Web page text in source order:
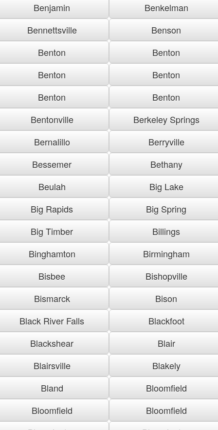
Benjamin
Benkelman
Bennettsville
Benson
Benton
Benton
Benton
Benton
Benton
Benton
Bentonville
Berkeley Springs
Bernalillo
Berryville
Bessemer
Bethany
Beulah
Big Lake
Big Rapids
Big Spring
Big Timber
Billings
Binghamton
Birmingham
Bisbee
Bishopville
Bismarck
Bison
Black River Falls
Blackfoot
Blackshear
Blair
Blairsville
Blakely
Bland
Bloomfield
Bloomfield
Bloomfield